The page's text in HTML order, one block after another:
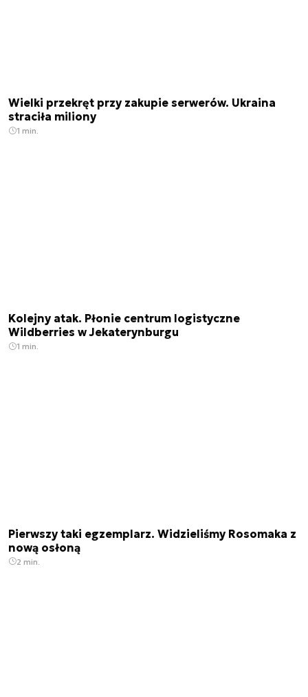
Wielki przekręt przy zakupie serwerów. Ukraina
straciła miliony
1 min.
Kolejny atak. Płonie centrum logistyczne
Wildberries w Jekaterynburgu
1 min.
Pierwszy taki egzemplarz. Widzieliśmy Rosomaka z
nową osłoną
2 min.